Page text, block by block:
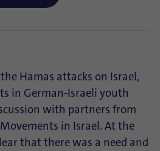
Hamas attacks on Israel,
in German-Israeli youth
with partners from
in Israel. At the
that there was a need and